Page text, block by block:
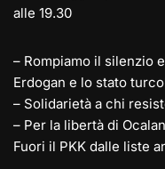
alle 19.30
– Rompiamo il silenzio
Erdogan e lo stato
– Solidarietà a chi
– Per la libertà di
Fuori il PKK dalle liste